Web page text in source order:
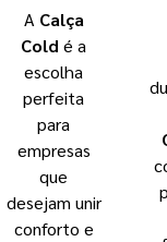
A Calça
Cold é a
escolha
perfeita
para
empresas
que
desejam unir
conforto e